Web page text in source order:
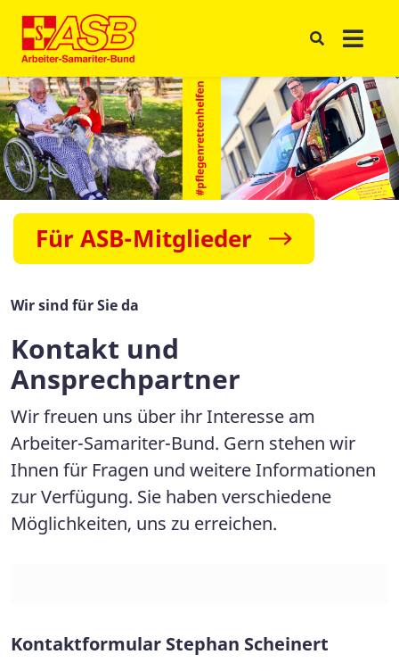
Für ASB-Mitglieder
Wir sind für Sie da
Kontakt und
Ansprechpartner
Wir freuen uns über ihr Interesse am
Arbeiter-Samariter-Bund. Gern stehen wir
Ihnen für Fragen und weitere Informationen
zur Verfügung. Sie haben verschiedene
Möglichkeiten, uns zu erreichen.
Kontaktformular Stephan Scheinert